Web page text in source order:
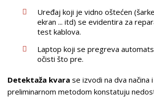
Uređaj koji je vidno oštećen
ekran ... itd) se evidentira za
test kablova.
Laptop koji se pregreva
očisti što pre.
Detektaža kvara se izvodi na dva načina
preliminarnom metodom konstatuju